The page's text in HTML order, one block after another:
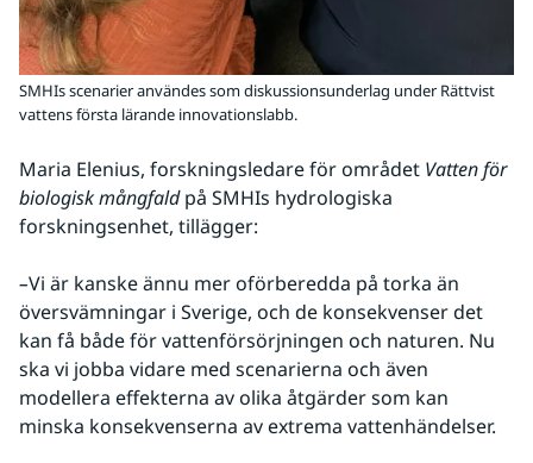
SMHIs scenarier användes som diskussionsunderlag under Rättvist
vattens första lärande innovationslabb.
Maria Elenius, forskningsledare för området Vatten för
biologisk mångfald på SMHIs hydrologiska
forskningsenhet, tillägger:
–Vi är kanske ännu mer oförberedda på torka än
översvämningar i Sverige, och de konsekvenser det
kan få både för vattenförsörjningen och naturen. Nu
ska vi jobba vidare med scenarierna och även
modellera effekterna av olika åtgärder som kan
minska konsekvenserna av extrema vattenhändelser.